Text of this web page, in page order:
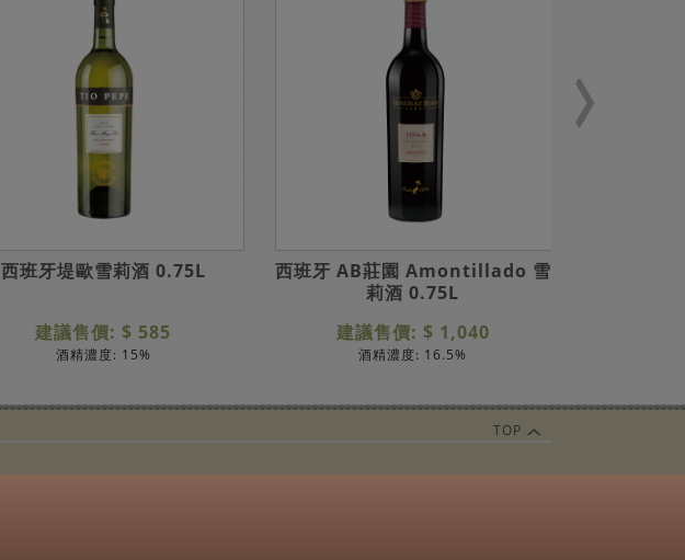
西班牙堤歐雪莉酒 0.75L
建議售價: $ 585
酒精濃度: 15%
西班牙 AB莊園 Amontillado 雪
莉酒 0.75L
建議售價: $ 1,040
酒精濃度: 16.5%
TOP